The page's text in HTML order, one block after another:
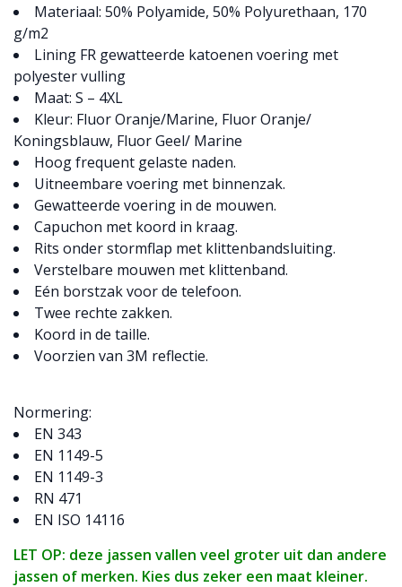
Materiaal: 50% Polyamide, 50% Polyurethaan, 170
g/m2
Lining FR gewatteerde katoenen voering met
polyester vulling
Maat: S – 4XL
Kleur: Fluor Oranje/Marine, Fluor Oranje/
Koningsblauw, Fluor Geel/ Marine
Hoog frequent gelaste naden.
Uitneembare voering met binnenzak.
Gewatteerde voering in de mouwen.
Capuchon met koord in kraag.
Rits onder stormflap met klittenbandsluiting.
Verstelbare mouwen met klittenband.
Eén borstzak voor de telefoon.
Twee rechte zakken.
Koord in de taille.
Voorzien van 3M reflectie.
Normering:
EN 343
EN 1149-5
EN 1149-3
RN 471
EN ISO 14116
LET OP: deze jassen vallen veel groter uit dan andere
jassen of merken. Kies dus zeker een maat kleiner.